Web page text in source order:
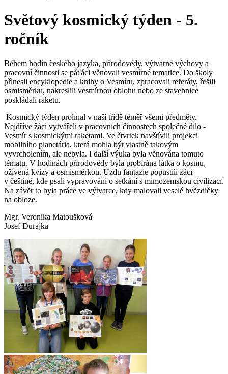
Světový kosmický týden - 5.
ročník
Během hodin českého jazyka, přírodovědy, výtvarné výchovy a
pracovní činnosti se páťáci věnovali vesmírné tematice. Do školy
přinesli encyklopedie a knihy o Vesmíru, zpracovali referáty, řešili
osmisměrku, nakreslili vesmírnou oblohu nebo ze stavebnice
poskládali raketu.
Kosmický týden prolínal v naší třídě téměř všemi předměty.
Nejdříve žáci vytvářeli v pracovních činnostech společné dílo -
Vesmír s kosmickými raketami. Ve čtvrtek navštívili projekci
mobilního planetária, která mohla být vlastně takovým
vyvrcholením, ale nebyla. I další výuka byla věnována tomuto
tématu. V hodinách přírodovědy byla probírána látka o kosmu,
oživená kvízy a osmisměrkou. Uzdu fantazie popustili žáci
v češtině, kde psali vypravování o setkání s mimozemskou civilizací.
Na závěr to byla práce ve výtvarce, kdy malovali veselé hvězdičky
na obloze.
Mgr. Veronika Matoušková
Josef Durajka